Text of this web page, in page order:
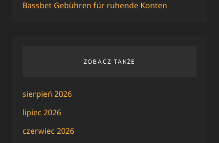
Bassbet Gebühren für ruhende Konten
ZOBACZ TAKŻE
sierpień 2026
lipiec 2026
czerwiec 2026